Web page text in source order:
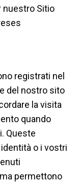
nuestro Sitio
registrati nel
del nostro sito
la visita
quando
Queste
o i vostri
permettono